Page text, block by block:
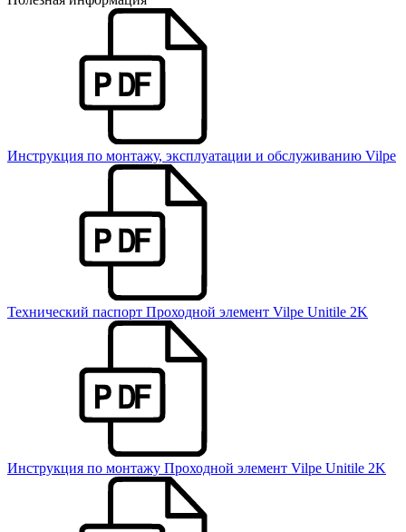
Инструкция по монтажу, эксплуатации и обслуживанию Vilpe
Технический паспорт Проходной элемент Vilpe Unitile 2K
Инструкция по монтажу Проходной элемент Vilpe Unitile 2K